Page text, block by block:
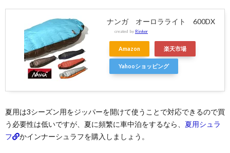
ナンガ オーロラライト 600DX
created by Rinker
Amazon 楽天市場
Yahooショッピング
夏用は3シーズン用をジッパーを開けて使うことで対応できるので買
う必要性は低いですが、夏に頻繁に車中泊をするなら、 夏用シュラ
フ
かインナーシュラフを購入しましょう。